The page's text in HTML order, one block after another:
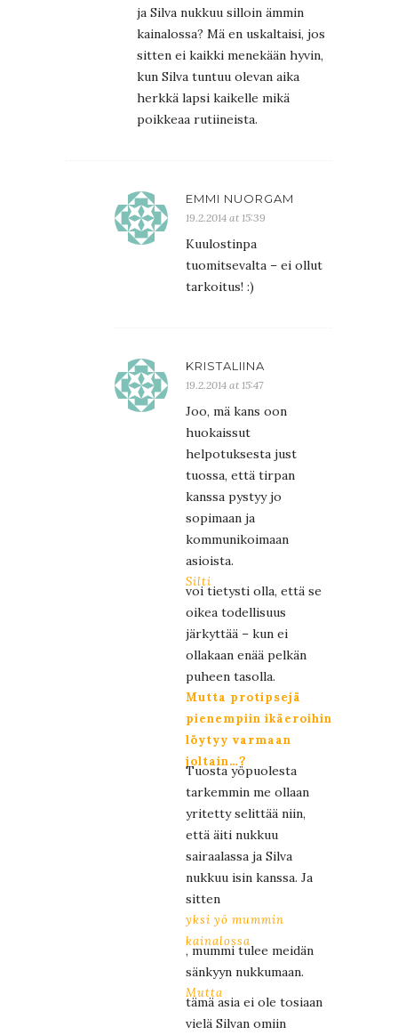
ja Silva nukkuu silloin ämmin
kainalossa? Mä en uskaltaisi, jos
sitten ei kaikki menekään hyvin,
kun Silva tuntuu olevan aika
herkkä lapsi kaikelle mikä
poikkeaa rutiineista.
EMMI NUORGAM
19.2.2014 at 15:39
Kuulostinpa
tuomitsevalta – ei ollut
tarkoitus! :)
KRISTALIINA
19.2.2014 at 15:47
Joo, mä kans oon
huokaissut
helpotuksesta just
tuossa, että tirpan
kanssa pystyy jo
sopimaan ja
kommunikoimaan
asioista.
Silti
voi tietysti olla, että se
oikea todellisuus
järkyttää – kun ei
ollakaan enää pelkän
puheen tasolla.
Mutta protipsejä
pienempiin ikäeroihin
löytyy varmaan
joltain…?
Tuosta yöpuolesta
tarkemmin me ollaan
yritetty selittää niin,
että äiti nukkuu
sairaalassa ja Silva
nukkuu isin kanssa. Ja
sitten
yksi yö mummin
kainalossa
, mummi tulee meidän
sänkyyn nukkumaan.
Mutta
tämä asia ei ole tosiaan
vielä Silvan omiin